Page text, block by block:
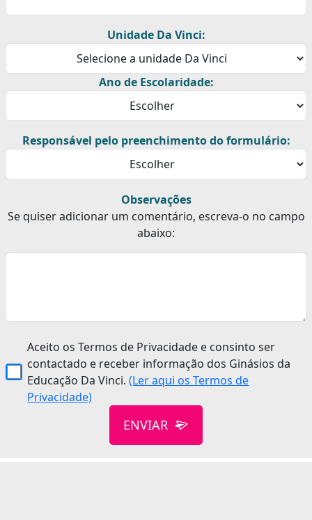
Unidade Da Vinci:
Ano de Escolaridade:
Responsável pelo preenchimento do formulário:
Observações
Se quiser adicionar um comentário, escreva-o no campo
abaixo:
Aceito os Termos de Privacidade e consinto ser
contactado e receber informação dos Ginásios da
Educação Da Vinci.(Ler aqui os Termos de
Privacidade)
ENVIAR